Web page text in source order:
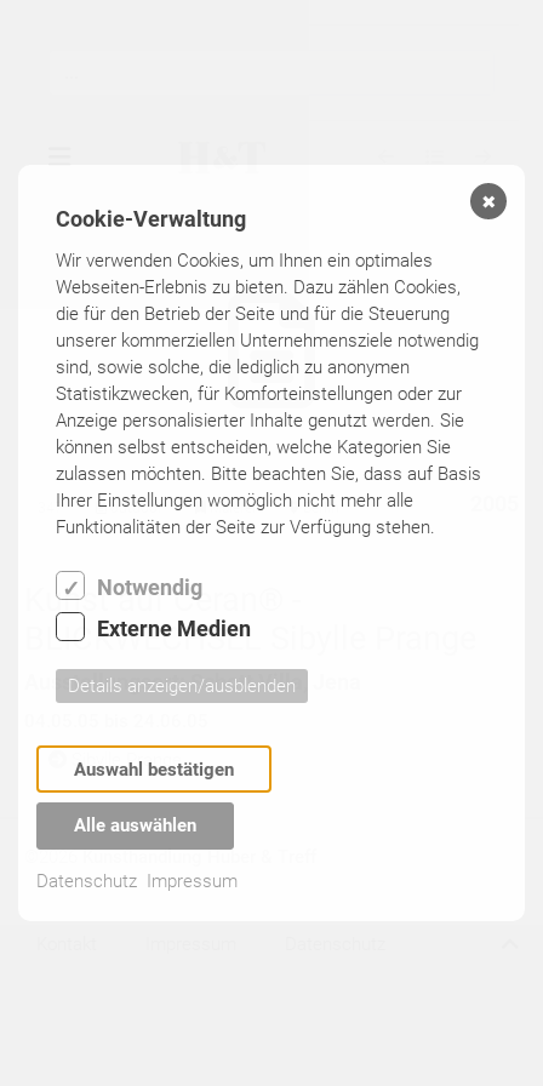
GALERIE
AUSSTELLUNGEN
KÜNSTLER
KATALOGE
KONTAKT
347 outdoor Malerei Berlin
Kunst auf Ceran® -
BLICKWECHSEL Sibylle Prange
Ausstellungsort: Schott Villa, Jena
Sibylle Prange
©2026Kunsthandlung Huber & Treff
Cookie-Verwaltung
Wir verwenden Cookies, um Ihnen ein optimales
Webseiten-Erlebnis zu bieten. Dazu zählen Cookies,
die für den Betrieb der Seite und für die Steuerung
unserer kommerziellen Unternehmensziele notwendig
sind, sowie solche, die lediglich zu anonymen
Statistikzwecken, für Komforteinstellungen oder zur
Anzeige personalisierter Inhalte genutzt werden. Sie
können selbst entscheiden, welche Kategorien Sie
zulassen möchten. Bitte beachten Sie, dass auf Basis
Ihrer Einstellungen womöglich nicht mehr alle
Funktionalitäten der Seite zur Verfügung stehen.
Notwendig
Externe Medien
Details anzeigen/ausblenden
Auswahl bestätigen
Alle auswählen
Datenschutz Impressum
✖